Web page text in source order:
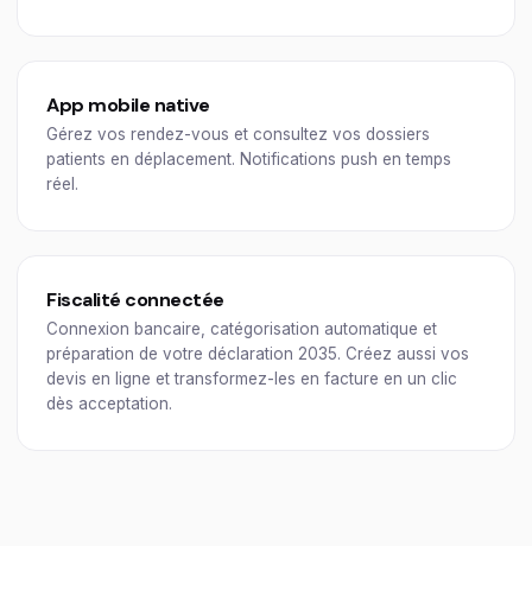
App mobile native
Gérez vos rendez-vous et consultez vos dossiers
patients en déplacement. Notifications push en temps
réel.
Fiscalité connectée
Connexion bancaire, catégorisation automatique et
préparation de votre déclaration 2035. Créez aussi vos
devis en ligne et transformez-les en facture en un clic
dès acceptation.